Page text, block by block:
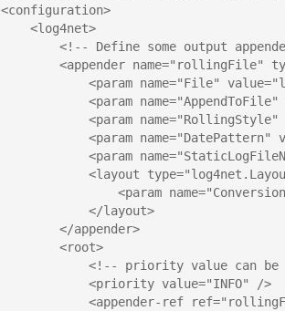
<configuration>
    <log4net>
<!-- Define some output
<appender name="rollingFile"
<param name="File"
<param name="AppendToFile"
<param name="RollingStyle"
<param name="DatePattern"
<param
<layout
<param
            </layout>
        </appender>
        <root>
<!-- priority value can
            <priority value="INFO" />
<appender-ref